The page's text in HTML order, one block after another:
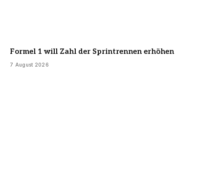
Formel 1 will Zahl der Sprintrennen erhöhen
7 August 2026